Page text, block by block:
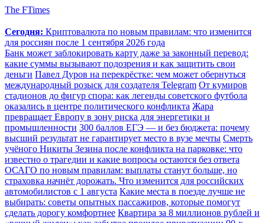
The FTimes
Сегодня: Криптовалюта по новым правилам: что изменится
для россиян после 1 сентября 2026 года
Банк может заблокировать карту даже за законный перевод:
какие суммы вызывают подозрения и как защитить свои
деньги Павел Дуров на перекрёстке: чем может обернуться
международный розыск для создателя Telegram От кумиров
стадионов до фигур спора: как легенды советского футбола
оказались в центре политического конфликта Жара
превращает Европу в зону риска для энергетики и
промышленности 300 баллов ЕГЭ — и без бюджета: почему
высший результат не гарантирует место в вузе мечты Смерть
учёного Никиты Зезина после конфликта на парковке: что
известно о трагедии и какие вопросы остаются без ответа
ОСАГО по новым правилам: выплаты станут больше, но
страховка начнёт дорожать. Что изменится для российских
автомобилистов с 1 августа Какие места в поезде лучше не
выбирать: советы опытных пассажиров, которые помогут
сделать дорогу комфортнее Квартира за 8 миллионов рублей и